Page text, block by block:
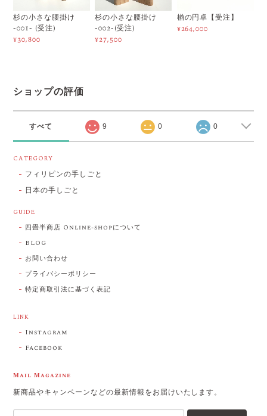
杉の小さな腰掛け
-001- (受注)
¥30,800
杉の小さな腰掛け
-002-(受注)
¥27,500
楢の円卓【受注】
¥264,000
ショップの評価
すべて 9 0 0
CATEGORY
フィリピンの手しごと
日本の手しごと
GUIDE
四畳半商店 Online-shopについて
BLOG
お問い合わせ
プライバシーポリシー
特定商取引法に基づく表記
LINK
Instagram
Facebook
Mail Magazine
新商品やキャンペーンなどの最新情報をお届けいたします。